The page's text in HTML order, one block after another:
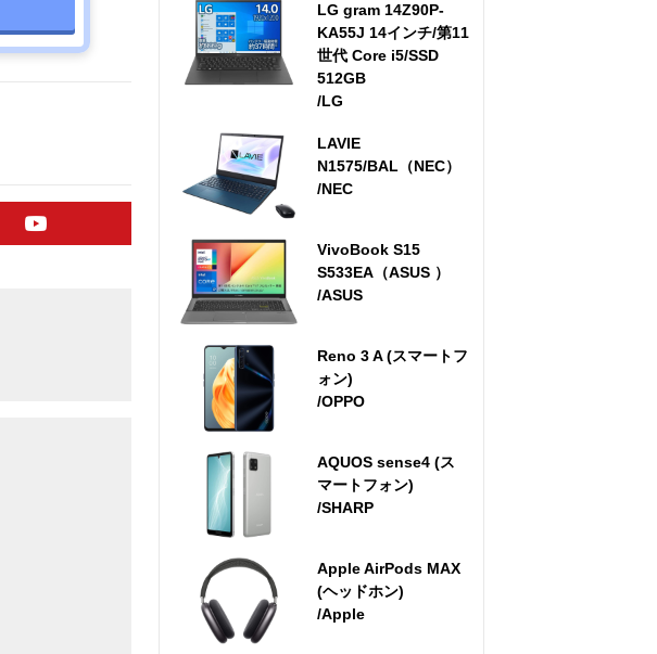
LG gram 14Z90P-
KA55J 14インチ/第11
世代 Core i5/SSD
512GB
/LG
LAVIE
N1575/BAL（NEC）
/NEC
VivoBook S15
S533EA（ASUS ）
/ASUS
Reno 3 A (スマートフ
ォン)
/OPPO
AQUOS sense4 (ス
マートフォン)
/SHARP
Apple AirPods MAX
(ヘッドホン)
/Apple